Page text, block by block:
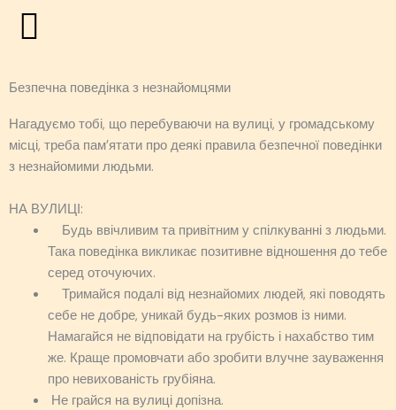
Перейти
Безпечна поведінка з незнайомцями
Нагадуємо тобі, що перебуваючи на вулиці, у громадському
місці, треба пам’ятати про деякі правила безпечної поведінки
з незнайомими людьми.
НА ВУЛИЦІ:
Будь ввічливим та привітним у спілкуванні з людьми.
Така поведінка викликає позитивне відношення до тебе
серед оточуючих.
Тримайся подалі від незнайомих людей, які поводять
себе не добре, уникай будь-яких розмов із ними.
Намагайся не відповідати на грубість і нахабство тим
же. Краще промовчати або зробити влучне зауваження
про невихованість грубіяна.
Не грайся на вулиці допізна.